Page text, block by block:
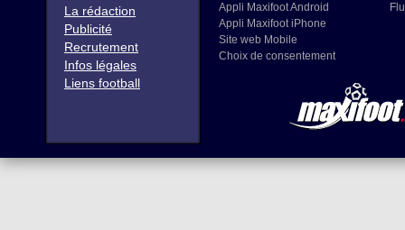
La rédaction
Publicité
Recrutement
Infos légales
Liens football
Appli Maxifoot Android
Appli Maxifoot iPhone
Site web Mobile
Choix de consentement